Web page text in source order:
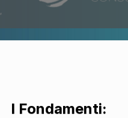
I Fondamenti: